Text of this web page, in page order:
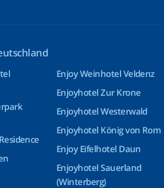
Enjoy Weinhotel Veldenz
Enjoyhotel Zur Krone
Enjoyhotel Westerwald
Enjoyhotel König von Rom
Enjoy Eifelhotel Daun
Enjoyhotel Sauerland
(Winterberg)